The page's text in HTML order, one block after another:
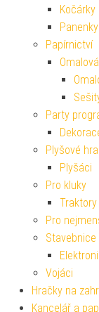
Panenky
Papírnictví
Party
Plyšové
Plyšáci
Pro kluky
Pro
Vojáci
Hračky na
Kancelář a